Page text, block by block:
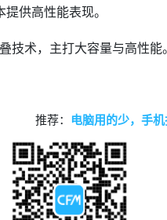
供高性能表现。
技术，主打大容量与高性能
推荐： 电脑用的少，手